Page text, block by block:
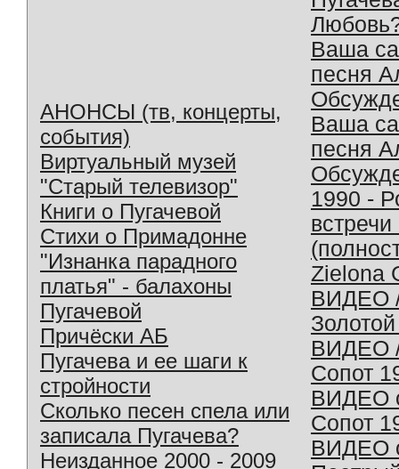
АНОНСЫ (тв, концерты,
события)
Виртуальный музей
"Старый телевизор"
Книги о Пугачевой
Стихи о Примадонне
"Изнанка парадного
платья" - балахоны
Пугачевой
Причёски АБ
Пугачева и ее шаги к
стройности
Сколько песен спела или
записала Пугачева?
Неизданное 2000 - 2009
Ваша
песня
Ваша
песня
1990 -
Zielona
ВИДЕО
ВИДЕО
Сопот
ВИДЕО
Сопот
ВИДЕО